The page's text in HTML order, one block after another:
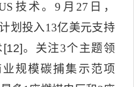
技术。9 月 27 日，
划投入13亿美元支持
[12]。关注3个主题领
规模碳捕集示范项